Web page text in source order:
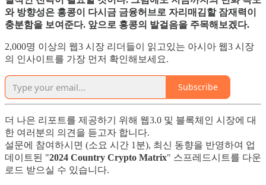
와 방향성은 홍콩이 다시금 금융허브로 자리매김할 잠재력이
충분함을 보여준다. 앞으로 홍콩의 발걸음을 주목해보겠다.
2,000명 이상의 웹3 시장 리더들이 읽고있는 아시아 웹3 시장
의 인사이트를 가장 먼저 확인해보세요.
Subscribe
더 나은 리포트를 제공하기 위해 웹3.0 및 블록체인 시장에 대
한 여러분의 의견을 듣고자 합니다.
설문에 참여하시면 (소요 시간 1분), 최신 동향을 반영하여 업
데이트된 "2024 Country Crypto Matrix" 스프레드시트를 다운
로드 받으실 수 있습니다.